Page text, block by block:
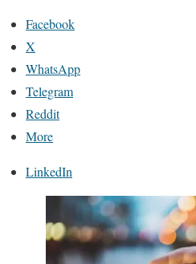
Facebook
X
WhatsApp
Telegram
Reddit
More
LinkedIn